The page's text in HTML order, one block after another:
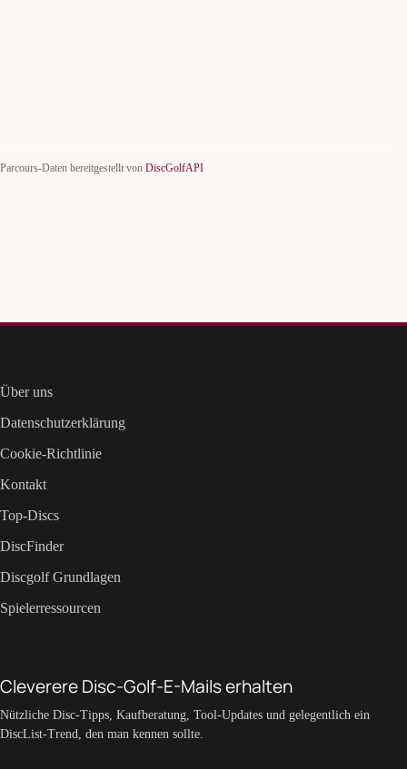
Parcours-Daten bereitgestellt von DiscGolfAPI
Über uns
Datenschutzerklärung
Cookie-Richtlinie
Kontakt
Top-Discs
DiscFinder
Discgolf Grundlagen
Spielerressourcen
Cleverere Disc-Golf-E-Mails erhalten
Nützliche Disc-Tipps, Kaufberatung, Tool-Updates und gelegentlich ein
DiscList-Trend, den man kennen sollte.